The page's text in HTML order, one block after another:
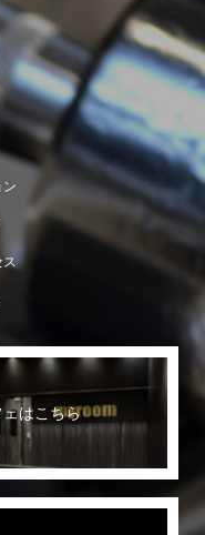
ン
ス
はこちら